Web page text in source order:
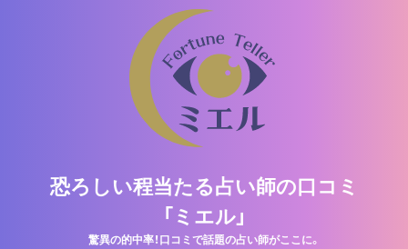
恐ろしい程当たる占い師の口コミ
「ミエル」
驚異の的中率！口コミで話題の占い師がここに。